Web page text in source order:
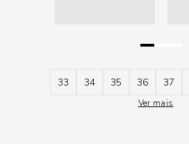
33 34 35 36 37
Ver mais